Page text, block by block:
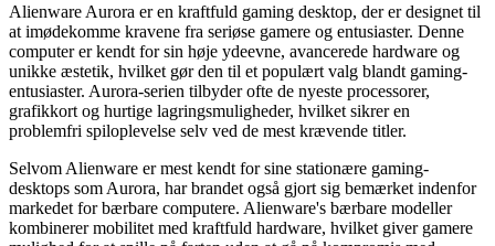
Alienware Aurora er en kraftfuld gaming desktop, der er designet til
at imødekomme kravene fra seriøse gamere og entusiaster. Denne
computer er kendt for sin høje ydeevne, avancerede hardware og
unikke æstetik, hvilket gør den til et populært valg blandt gaming-
entusiaster. Aurora-serien tilbyder ofte de nyeste processorer,
grafikkort og hurtige lagringsmuligheder, hvilket sikrer en
problemfri spiloplevelse selv ved de mest krævende titler.
Selvom Alienware er mest kendt for sine stationære gaming-
desktops som Aurora, har brandet også gjort sig bemærket indenfor
markedet for bærbare computere. Alienware's bærbare modeller
kombinerer mobilitet med kraftfuld hardware, hvilket giver gamere